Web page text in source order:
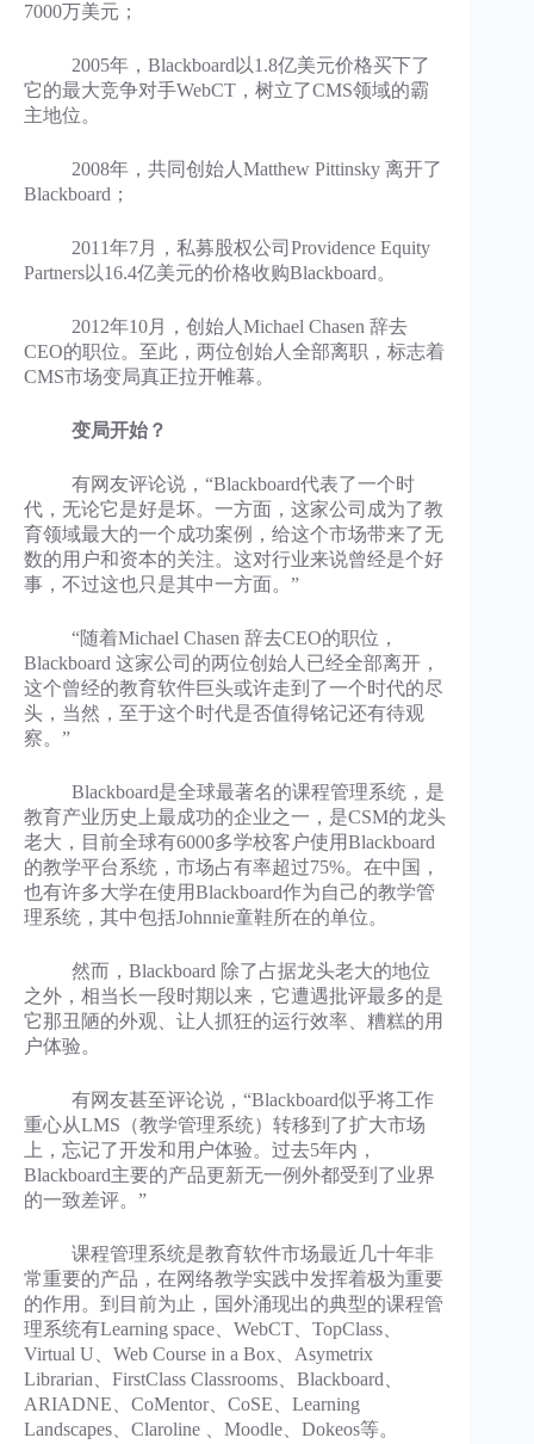
7000万美元；
2005年，Blackboard以1.8亿美元价格买下了
它的最大竞争对手WebCT，树立了CMS领域的霸
主地位。
2008年，共同创始人Matthew Pittinsky 离开了
Blackboard；
2011年7月，私募股权公司Providence Equity
Partners以16.4亿美元的价格收购Blackboard。
2012年10月，创始人Michael Chasen 辞去
CEO的职位。至此，两位创始人全部离职，标志着
CMS市场变局真正拉开帷幕。
变局开始？
有网友评论说，“Blackboard代表了一个时
代，无论它是好是坏。一方面，这家公司成为了教
育领域最大的一个成功案例，给这个市场带来了无
数的用户和资本的关注。这对行业来说曾经是个好
事，不过这也只是其中一方面。”
“随着Michael Chasen 辞去CEO的职位，
Blackboard 这家公司的两位创始人已经全部离开，
这个曾经的教育软件巨头或许走到了一个时代的尽
头，当然，至于这个时代是否值得铭记还有待观
察。”
Blackboard是全球最著名的课程管理系统，是
教育产业历史上最成功的企业之一，是CSM的龙头
老大，目前全球有6000多学校客户使用Blackboard
的教学平台系统，市场占有率超过75%。在中国，
也有许多大学在使用Blackboard作为自己的教学管
理系统，其中包括Johnnie童鞋所在的单位。
然而，Blackboard 除了占据龙头老大的地位
之外，相当长一段时期以来，它遭遇批评最多的是
它那丑陋的外观、让人抓狂的运行效率、糟糕的用
户体验。
有网友甚至评论说，“Blackboard似乎将工作
重心从LMS（教学管理系统）转移到了扩大市场
上，忘记了开发和用户体验。过去5年内，
Blackboard主要的产品更新无一例外都受到了业界
的一致差评。”
课程管理系统是教育软件市场最近几十年非
常重要的产品，在网络教学实践中发挥着极为重要
的作用。到目前为止，国外涌现出的典型的课程管
理系统有Learning space、WebCT、TopClass、
Virtual U、Web Course in a Box、Asymetrix
Librarian、FirstClass Classrooms、Blackboard、
ARIADNE、CoMentor、CoSE、Learning
Landscapes、Claroline 、Moodle、Dokeos等。